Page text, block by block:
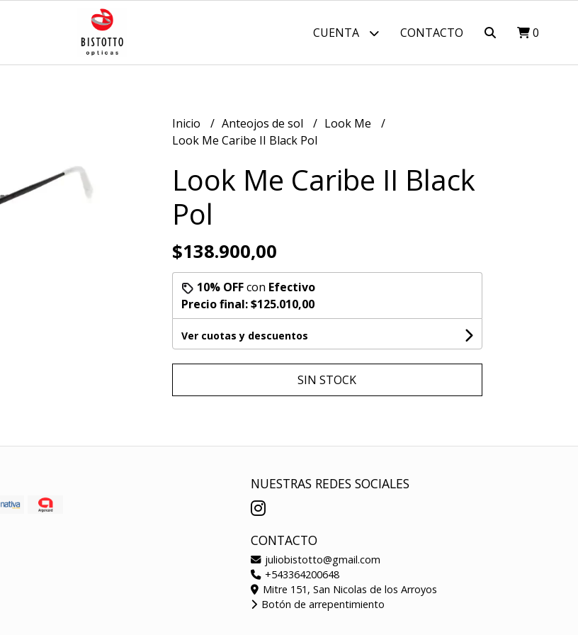
CUENTA CONTACTO 0
Inicio Anteojos de sol
Look Me
Look Me Caribe II Black Pol
Look Me Caribe II Black
Pol
$138.900,00
10% OFFcon Efectivo
Precio final:$125.010,00
Ver cuotas y descuentos
SIN STOCK
NUESTRAS REDES SOCIALES
CONTACTO
juliobistotto@gmail.com
+543364200648
Mitre 151, San Nicolas de los Arroyos
Botón de arrepentimiento